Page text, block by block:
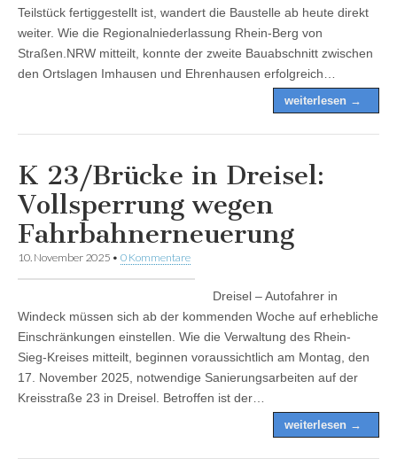
Teilstück fertiggestellt ist, wandert die Baustelle ab heute direkt
weiter. Wie die Regionalniederlassung Rhein-Berg von
Straßen.NRW mitteilt, konnte der zweite Bauabschnitt zwischen
den Ortslagen Imhausen und Ehrenhausen erfolgreich…
weiterlesen →
K 23/Brücke in Dreisel:
Vollsperrung wegen
Fahrbahnerneuerung
10. November 2025 • 0 Kommentare
Dreisel – Autofahrer in
Windeck müssen sich ab der kommenden Woche auf erhebliche
Einschränkungen einstellen. Wie die Verwaltung des Rhein-
Sieg-Kreises mitteilt, beginnen voraussichtlich am Montag, den
17. November 2025, notwendige Sanierungsarbeiten auf der
Kreisstraße 23 in Dreisel. Betroffen ist der…
weiterlesen →